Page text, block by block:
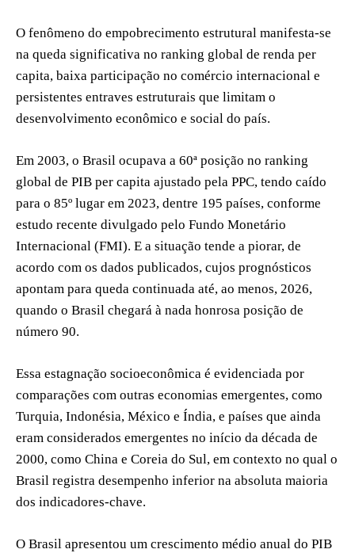
O fenômeno do empobrecimento estrutural manifesta-se
na queda significativa no ranking global de renda per
capita, baixa participação no comércio internacional e
persistentes entraves estruturais que limitam o
desenvolvimento econômico e social do país.
Em 2003, o Brasil ocupava a 60ª posição no ranking
global de PIB per capita ajustado pela PPC, tendo caído
para o 85º lugar em 2023, dentre 195 países, conforme
estudo recente divulgado pelo Fundo Monetário
Internacional (FMI). E a situação tende a piorar, de
acordo com os dados publicados, cujos prognósticos
apontam para queda continuada até, ao menos, 2026,
quando o Brasil chegará à nada honrosa posição de
número 90.
Essa estagnação socioeconômica é evidenciada por
comparações com outras economias emergentes, como
Turquia, Indonésia, México e Índia, e países que ainda
eram considerados emergentes no início da década de
2000, como China e Coreia do Sul, em contexto no qual o
Brasil registra desempenho inferior na absoluta maioria
dos indicadores-chave.
O Brasil apresentou um crescimento médio anual do PIB